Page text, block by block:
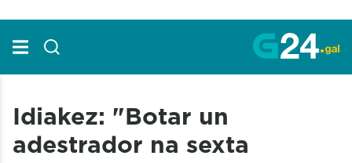
Idiakez: "Botar un
adestrador na sexta